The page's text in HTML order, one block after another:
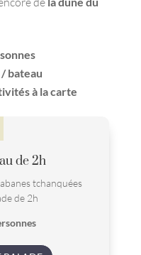
bateau
à la carte
de 2h
tchanquées
de 2h